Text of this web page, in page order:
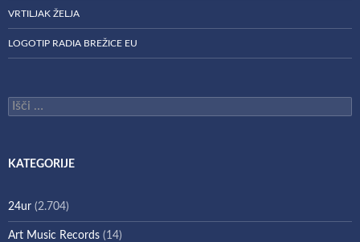
VRTILJAK ŽELJA
LOGOTIP RADIA BREŽICE EU
Išči:
KATEGORIJE
24ur (2.704)
Art Music Records (14)